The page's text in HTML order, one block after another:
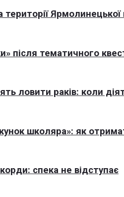
території
після тематичного
ловити раків: коли
школяра»: як
спека не відступає